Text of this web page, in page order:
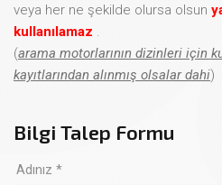
veya her ne şekilde olursa olsun
kullanılamaz .
(arama motorlarının dizinleri için
kayıtlarından alınmış olsalar dahi)
Bilgi Talep Formu
Adınız *